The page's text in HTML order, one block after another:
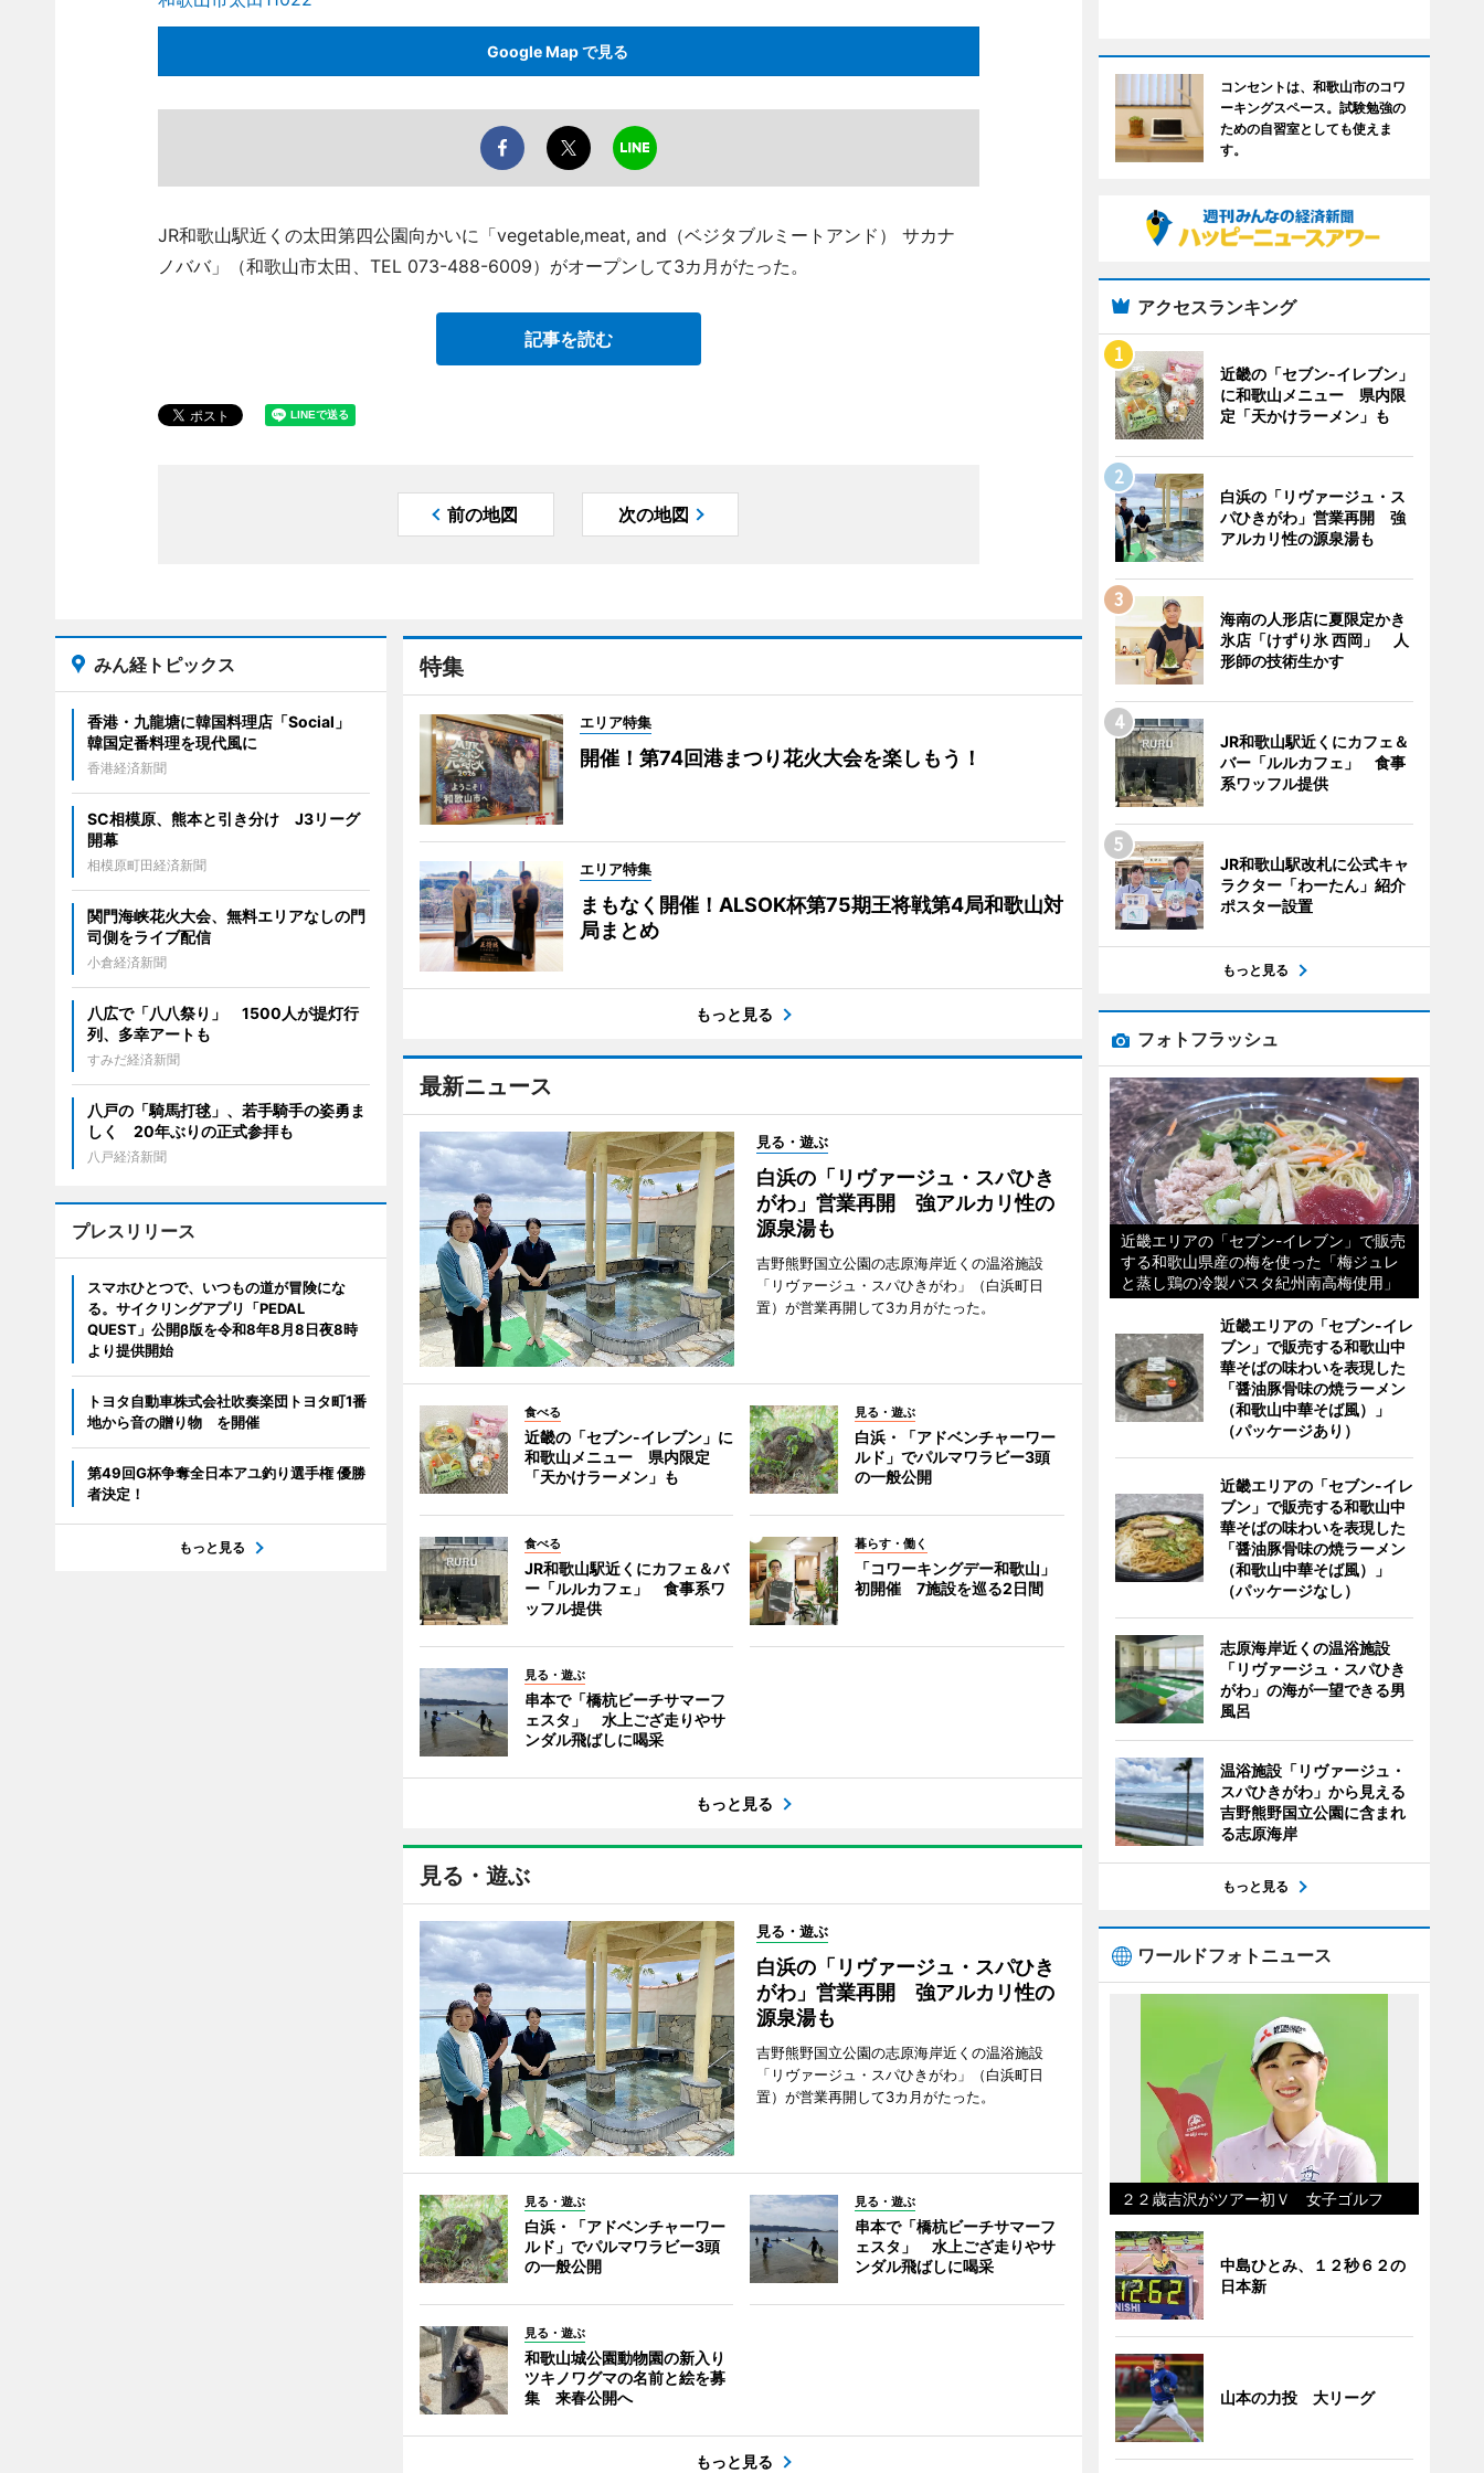
Google Map で見る
JR和歌山駅近くの太田第四公園向かいに「vegetable,meat, and（ベジタブルミートアンド） サカナ
ノババ」（和歌山市太田、TEL 073-488-6009）がオープンして3カ月がたった。
記事を読む
前の地図 次の地図
特集
エリア特集
開催！第74回港まつり花火大会を楽しもう！
エリア特集
まもなく開催！ALSOK杯第75期王将戦第4局和歌山対
局まとめ
もっと見る
最新ニュース
見る・遊ぶ
白浜の「リヴァージュ・スパひき
がわ」営業再開 強アルカリ性の
源泉湯も
吉野熊野国立公園の志原海岸近くの温浴施設
「リヴァージュ・スパひきがわ」（白浜町日
置）が営業再開して3カ月がたった。
食べる
近畿の「セブン-イレブン」に
和歌山メニュー 県内限定
「天かけラーメン」も
見る・遊ぶ
白浜・「アドベンチャーワー
ルド」でパルマワラビー3頭
の一般公開
食べる
JR和歌山駅近くにカフェ＆バ
ー「ルルカフェ」 食事系ワ
ッフル提供
暮らす・働く
「コワーキングデー和歌山」
初開催 7施設を巡る2日間
見る・遊ぶ
串本で「橋杭ビーチサマーフ
ェスタ」 水上ござ走りやサ
ンダル飛ばしに喝采
もっと見る
見る・遊ぶ
見る・遊ぶ
白浜の「リヴァージュ・スパひき
がわ」営業再開 強アルカリ性の
源泉湯も
吉野熊野国立公園の志原海岸近くの温浴施設
「リヴァージュ・スパひきがわ」（白浜町日
置）が営業再開して3カ月がたった。
見る・遊ぶ
白浜・「アドベンチャーワー
ルド」でパルマワラビー3頭
の一般公開
見る・遊ぶ
串本で「橋杭ビーチサマーフ
ェスタ」 水上ござ走りやサ
ンダル飛ばしに喝采
見る・遊ぶ
和歌山城公園動物園の新入り
ツキノワグマの名前と絵を募
集 来春公開へ
もっと見る
みん経トピックス
香港・九龍塘に韓国料理店「Social」
韓国定番料理を現代風に
香港経済新聞
SC相模原、熊本と引き分け J3リーグ
開幕
相模原町田経済新聞
関門海峡花火大会、無料エリアなしの門
司側をライブ配信
小倉経済新聞
八広で「八八祭り」 1500人が提灯行
列、多幸アートも
すみだ経済新聞
八戸の「騎馬打毬」、若手騎手の姿勇ま
しく 20年ぶりの正式参拝も
八戸経済新聞
プレスリリース
スマホひとつで、いつもの道が冒険にな
る。サイクリングアプリ「PEDAL
QUEST」公開β版を令和8年8月8日夜8時
より提供開始
トヨタ自動車株式会社吹奏楽団トヨタ町1番
地から音の贈り物 を開催
第49回G杯争奪全日本アユ釣り選手権 優勝
者決定！
もっと見る
コンセントは、和歌山市のコワ
ーキングスペース。試験勉強の
ための自習室としても使えま
す。
アクセスランキング
近畿の「セブン-イレブン」
に和歌山メニュー 県内限
定「天かけラーメン」も
白浜の「リヴァージュ・ス
パひきがわ」営業再開 強
アルカリ性の源泉湯も
海南の人形店に夏限定かき
氷店「けずり氷 西岡」 人
形師の技術生かす
JR和歌山駅近くにカフェ＆
バー「ルルカフェ」 食事
系ワッフル提供
JR和歌山駅改札に公式キャ
ラクター「わーたん」紹介
ポスター設置
もっと見る
フォトフラッシュ
近畿エリアの「セブン-イレブン」で販売
する和歌山県産の梅を使った「梅ジュレ
と蒸し鶏の冷製パスタ紀州南高梅使用」
近畿エリアの「セブン-イレ
ブン」で販売する和歌山中
華そばの味わいを表現した
「醤油豚骨味の焼ラーメン
（和歌山中華そば風）」
（パッケージあり）
近畿エリアの「セブン-イレ
ブン」で販売する和歌山中
華そばの味わいを表現した
「醤油豚骨味の焼ラーメン
（和歌山中華そば風）」
（パッケージなし）
志原海岸近くの温浴施設
「リヴァージュ・スパひき
がわ」の海が一望できる男
風呂
温浴施設「リヴァージュ・
スパひきがわ」から見える
吉野熊野国立公園に含まれ
る志原海岸
もっと見る
ワールドフォトニュース
２２歳吉沢がツアー初Ｖ 女子ゴルフ
中島ひとみ、１２秒６２の
日本新
山本の力投 大リーグ